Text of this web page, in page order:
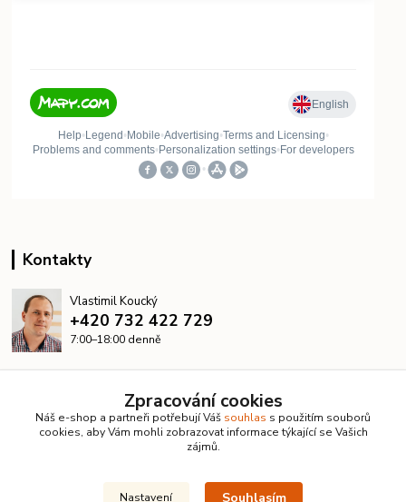
Kontakty
Vlastimil Koucký
+420 732 422 729
7:00–18:00 denně
Zpracování cookies
Náš e-shop a partneři potřebují Váš souhlas s použitím souborů
cookies, aby Vám mohli zobrazovat informace týkající se Vašich
zájmů.
Nastavení Souhlasím